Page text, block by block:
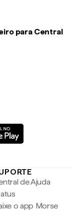
para Central
de Ajuda
o app Morse